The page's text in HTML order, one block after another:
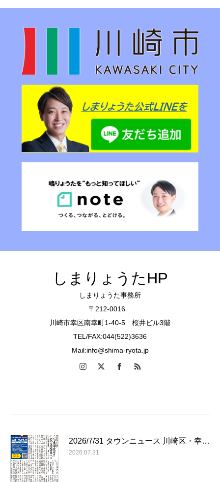
しまりょうたHP
しまりょうた事務所
〒212-0016
川崎市幸区南幸町1-40-5 桜井ビル3階
TEL/FAX:044(522)3636
Mail:info@shima-ryota.jp
2026/7/31 タウンニュース 川崎区・幸…
2026.07.31